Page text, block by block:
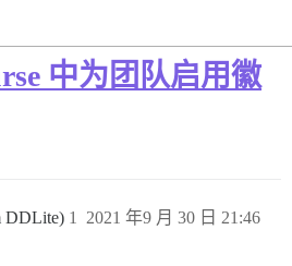
中为团队启用徽
DDLite) 2021 年9 月 30 日 21:46
1